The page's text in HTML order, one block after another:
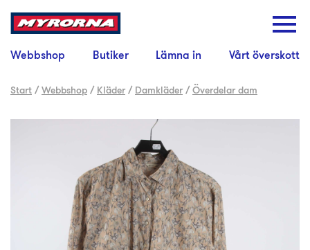
Webbshop Butiker Lämna in Vårt överskott
Start /Webbshop / Kläder / Damkläder /Överdelar dam